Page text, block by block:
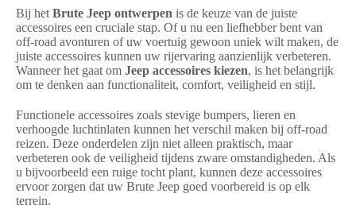
Bij het Brute Jeep ontwerpen is de keuze van de juiste
accessoires een cruciale stap. Of u nu een liefhebber bent van
off-road avonturen of uw voertuig gewoon uniek wilt maken, de
juiste accessoires kunnen uw rijervaring aanzienlijk verbeteren.
Wanneer het gaat om Jeep accessoires kiezen, is het belangrijk
om te denken aan functionaliteit, comfort, veiligheid en stijl.
Functionele accessoires zoals stevige bumpers, lieren en
verhoogde luchtinlaten kunnen het verschil maken bij off-road
reizen. Deze onderdelen zijn niet alleen praktisch, maar
verbeteren ook de veiligheid tijdens zware omstandigheden. Als
u bijvoorbeeld een ruige tocht plant, kunnen deze accessoires
ervoor zorgen dat uw Brute Jeep goed voorbereid is op elk
terrein.